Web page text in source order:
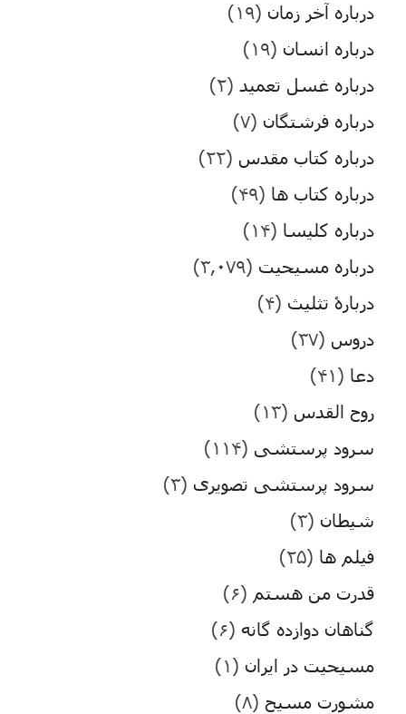
درباره آخر زمان (۱۹)
درباره انسان (۱۹)
درباره غسل تعمید (۲)
درباره فرشتگان (۷)
درباره کتاب مقدس (۲۲)
درباره کتاب ها (۴۹)
درباره کلیسا (۱۴)
درباره مسیحیت (۳,۰۷۹)
دربارۀ تثلیث (۴)
دروس (۳۷)
دعا (۴۱)
روح القدس (۱۳)
سرود پرستشی (۱۱۴)
سرود پرستشی تصویری (۳)
شیطان (۳)
فیلم ها (۲۵)
قدرت من هستم (۶)
گناهان دوازده گانه (۶)
مسیحیت در ایران (۱)
مشورت مسیح (۸)